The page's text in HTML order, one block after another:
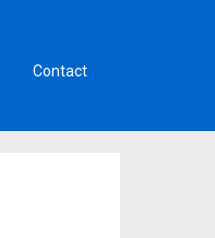
Contact